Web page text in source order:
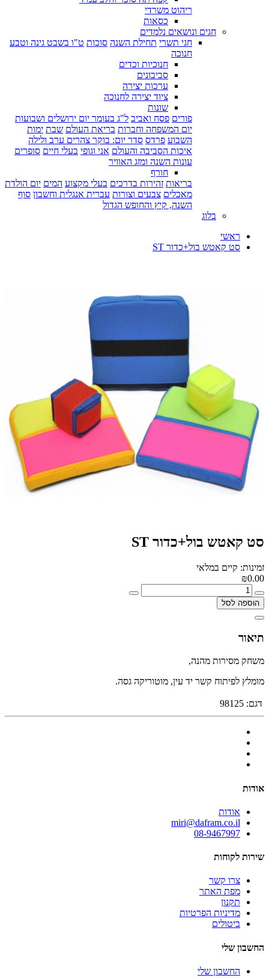
ריהוט משרדי
כסאות
חגים ונושאים נלמדים
חגי תשרי תחילת השנה סוכות ט"ו בשבט גינה וטבע
חנוכה
חנוכיות וכדים
סביבונים
ערכות יצירה
ציוד יצירה לחנוכה
שונות
פורים פסח ואביב ל"ג בעומר יום ירושלים ושבועות
יום המשפחה וחברות בריאת העולם שבת ימות
השבוע פרדס סדר יום: בוקר צהרים ערב ולילה
איכות הסביבה והעולם אני וגופי בעלי חיים סופרים
עונות השנה ומזג האוויר
חורף
בריאות זהירות בדרכים בעלי מקצוע המים יום הולדת
מאכלים צבעים וצורות עברית אנגלית וחשבון סוף
השנה, קיץ והחופש הגדול
בלוג
ראשי
סט קאטש בול+כדור ST
סט קאטש בול+כדור ST
זמינות: קיים במלאי
₪0.00
הוספה לסל
תיאור
משחק מסירות מהנה,
מומלץ לפיתוח קשר יד עין, מוטוריקה גסה.
דגם: 98125
אודות
אודות
miri@dafram.co.il
08-9467997
שירות לקוחות
צרו קשר
מפת האתר
תקנון
מדיניות הפרטיות
ביטולים
החשבון שלי
החשבון שלי